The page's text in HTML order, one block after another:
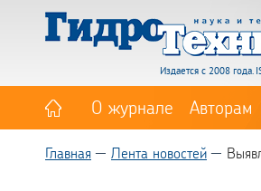
Издается с 2008 года.
О журнале Авторам
Главная Лента новостей